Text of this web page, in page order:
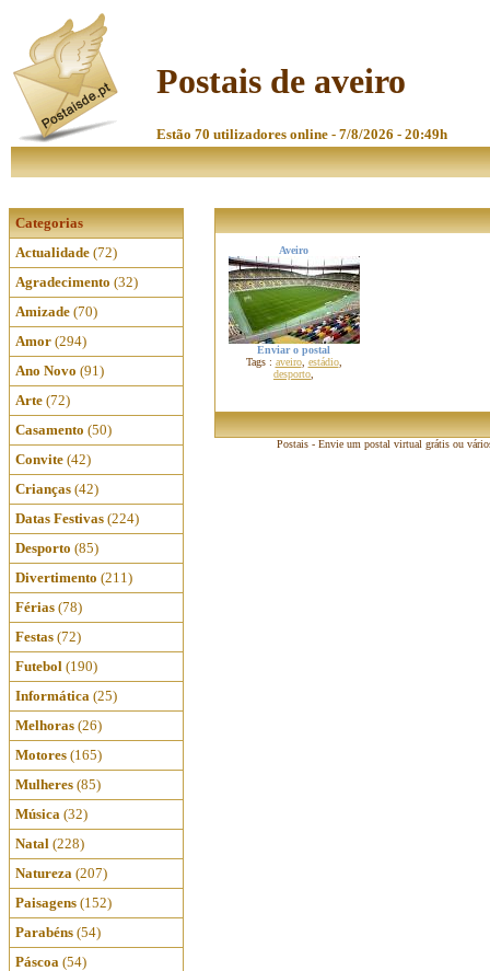
Postais de aveiro
Estão 70 utilizadores online - 7/8/2026 - 20:49h
Categorias
Actualidade (72)
Agradecimento (32)
Amizade (70)
Amor (294)
Ano Novo (91)
Arte (72)
Casamento (50)
Convite (42)
Crianças (42)
Datas Festivas (224)
Desporto (85)
Divertimento (211)
Férias (78)
Festas (72)
Futebol (190)
Informática (25)
Melhoras (26)
Motores (165)
Mulheres (85)
Música (32)
Natal (228)
Natureza (207)
Paisagens (152)
Parabéns (54)
Páscoa (54)
Aveiro
Enviar o postal
Tags : aveiro, estádio,
desporto
Postais - Envie um postal virtual grátis ou